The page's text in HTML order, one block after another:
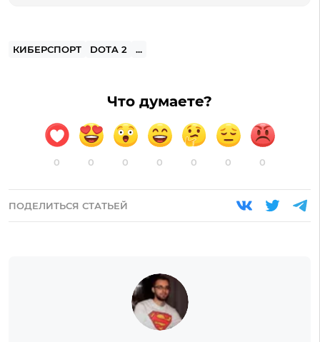
КИБЕРСПОРТ DOTA 2 ...
Что думаете?
0 0 0 0 0 0 0
ПОДЕЛИТЬСЯ СТАТЬЕЙ